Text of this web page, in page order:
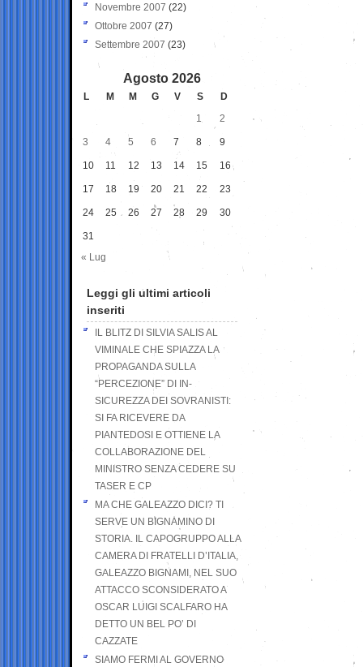
Novembre 2007 (22)
Ottobre 2007 (27)
Settembre 2007 (23)
Agosto 2026
L M M G V S
D
1
2
3 4 5 6 7 8 9
10 11 12 13 14 15 16
17 18 19 20 21 22 23
24 25 26 27 28 29 30
31
« Lug
Leggi gli ultimi articoli
inseriti
IL BLITZ DI SILVIA SALIS AL
VIMINALE CHE SPIAZZA LA
PROPAGANDA SULLA
“PERCEZIONE” DI IN-
SICUREZZA DEI SOVRANISTI:
SI FA RICEVERE DA
PIANTEDOSI E OTTIENE LA
COLLABORAZIONE DEL
MINISTRO SENZA CEDERE SU
TASER E CP
MA CHE GALEAZZO DICI? TI
SERVE UN BIGNAMINO DI
STORIA. IL CAPOGRUPPO ALLA
CAMERA DI FRATELLI D’ITALIA,
GALEAZZO BIGNAMI, NEL SUO
ATTACCO SCONSIDERATO A
OSCAR LUIGI SCALFARO HA
DETTO UN BEL PO’ DI
CAZZATE
SIAMO FERMI AL GOVERNO